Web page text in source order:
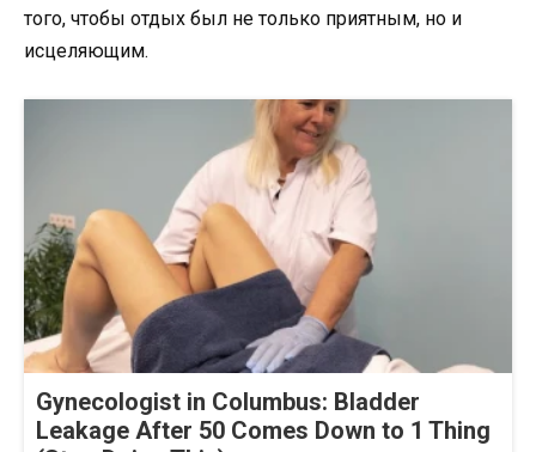
того, чтобы отдых был не только приятным, но и
исцеляющим.
Gynecologist in Columbus: Bladder
Leakage After 50 Comes Down to 1 Thing